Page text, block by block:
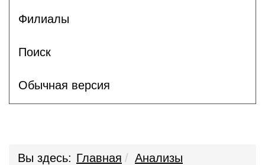
Филиалы
Поиск
Обычная версия
Вы здесь: Главная
Анализы